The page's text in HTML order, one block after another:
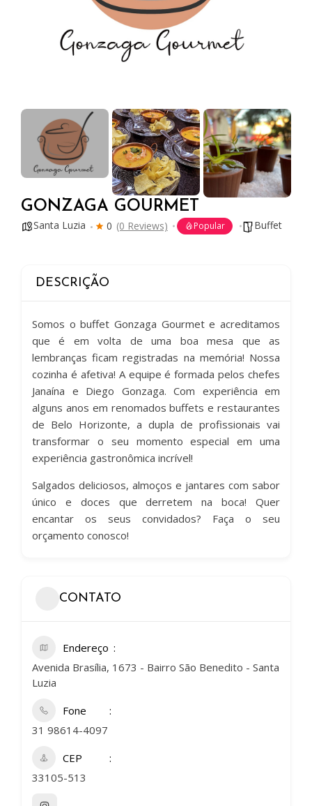
GONZAGA GOURMET
Santa Luzia 0 (0 Reviews) Popular Buffet
DESCRIÇÃO
Somos o buffet Gonzaga Gourmet e acreditamos
que é em volta de uma boa mesa que as
lembranças ficam registradas na memória! Nossa
cozinha é afetiva! A equipe é formada pelos chefes
Janaína e Diego Gonzaga. Com experiência em
alguns anos em renomados buffets e restaurantes
de Belo Horizonte, a dupla de profissionais vai
transformar o seu momento especial em uma
experiência gastronômica incrível!
Salgados deliciosos, almoços e jantares com sabor
único e doces que derretem na boca! Quer
encantar os seus convidados? Faça o seu
orçamento conosco!
CONTATO
Endereço
Avenida Brasília, 1673 - Bairro São Benedito - Santa
Luzia
Fone
31 98614-4097
CEP
33105-513